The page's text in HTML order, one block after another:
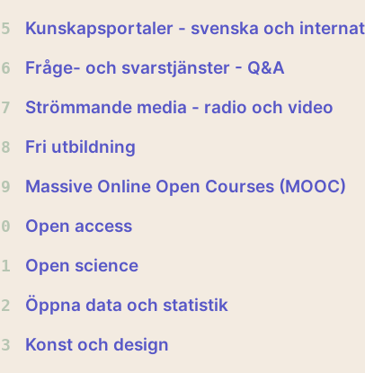
Kunskapsportaler - svenska och
Fråge- och svarstjänster - Q&A
Strömmande media - radio och video
Fri utbildning
Massive Online Open Courses (MOOC)
Open access
Open science
Öppna data och statistik
Konst och design